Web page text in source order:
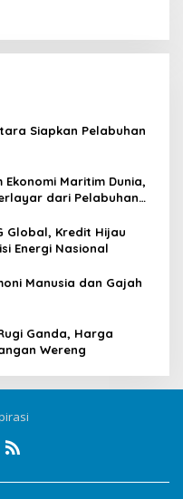
Siapkan Pelabuhan
Maritim Dunia,
dari Pelabuhan
Global, Kredit Hijau
Energi Nasional
Manusia dan Gajah
Ganda, Harga
Wereng